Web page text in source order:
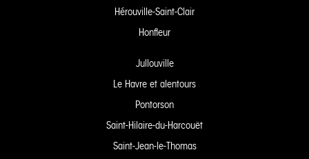
Hérouville-Saint-Clair
Honfleur
Jullouville
Le Havre et alentours
Pontorson
Saint-Hilaire-du-Harcouët
Saint-Jean-le-Thomas